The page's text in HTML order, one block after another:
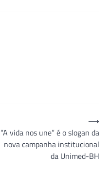
“A vida nos une” é o slogan da
nova campanha institucional
da Unimed-BH
⟶